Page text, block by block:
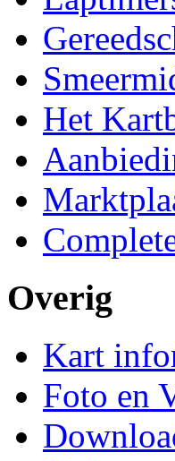
Het
Overig
Kart
Foto en